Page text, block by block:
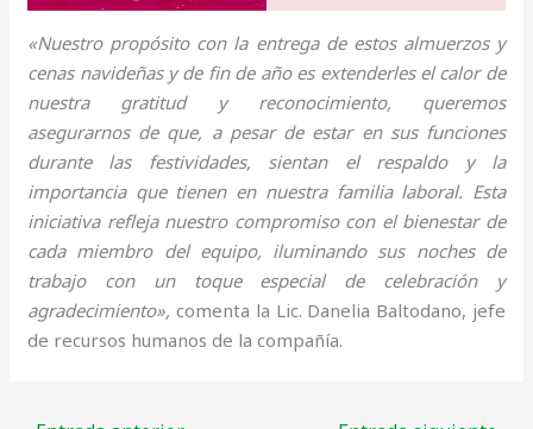
«Nuestro propósito con la entrega de estos almuerzos y
cenas navideñas y de fin de año es extenderles el calor de
nuestra gratitud y reconocimiento, queremos
asegurarnos de que, a pesar de estar en sus funciones
durante las festividades, sientan el respaldo y la
importancia que tienen en nuestra familia laboral. Esta
iniciativa refleja nuestro compromiso con el bienestar de
cada miembro del equipo, iluminando sus noches de
trabajo con un toque especial de celebración y
agradecimiento», comenta la Lic. Danelia Baltodano, jefe
de recursos humanos de la compañía.